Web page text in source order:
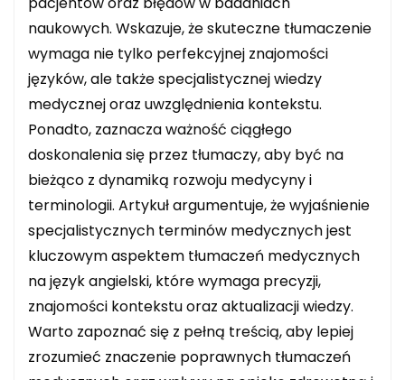
naukowych. Wskazuje, że skuteczne tłumaczenie
wymaga nie tylko perfekcyjnej znajomości
języków, ale także specjalistycznej wiedzy
medycznej oraz uwzględnienia kontekstu.
Ponadto, zaznacza ważność ciągłego
doskonalenia się przez tłumaczy, aby być na
bieżąco z dynamiką rozwoju medycyny i
terminologii. Artykuł argumentuje, że wyjaśnienie
specjalistycznych terminów medycznych jest
kluczowym aspektem tłumaczeń medycznych
na język angielski, które wymaga precyzji,
znajomości kontekstu oraz aktualizacji wiedzy.
Warto zapoznać się z pełną treścią, aby lepiej
zrozumieć znaczenie poprawnych tłumaczeń